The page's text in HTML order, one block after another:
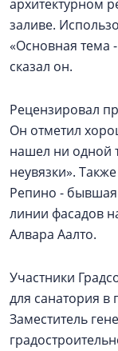
архитектурном
заливе.
«Основная тема
сказал он.
Рецензировал
Он отметил
нашел ни одной
неувязки».
Репино - бывшая
линии фасадов
Алвара Аалто.
Участники
для санатория в
Заместитель